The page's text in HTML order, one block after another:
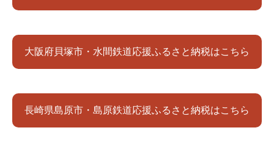
大阪府貝塚市・水間鉄道応援ふるさと納税はこちら
長崎県島原市・島原鉄道応援ふるさと納税はこちら